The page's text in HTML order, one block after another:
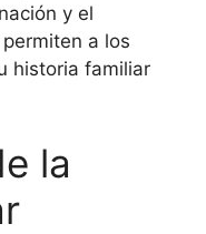
y el
a los
historia familiar
la